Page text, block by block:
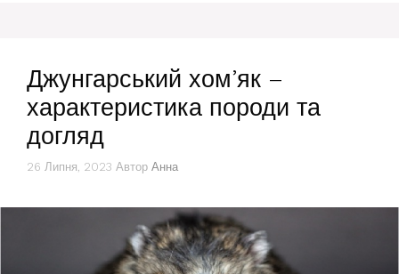
Джунгарський хом’як –
характеристика породи та
догляд
26 Липня, 2023 Автор Анна